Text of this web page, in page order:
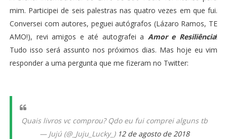
mim. Participei de seis palestras nas quatro vezes em que fui.
Conversei com autores, peguei autógrafos (Lázaro Ramos, TE
AMO!), revi amigos e até autografei a Amor e Resiliência!
Tudo isso será assunto nos próximos dias. Mas hoje eu vim
responder a uma pergunta que me fizeram no Twitter:
Quais livros vc comprou? Qdo eu fui comprei alguns tb
— Jujú (@_Juju_Lucky_) 12 de agosto de 2018